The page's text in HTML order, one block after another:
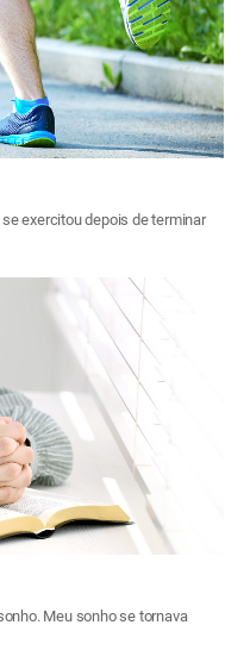
exercitou depois de terminar
Meu sonho se tornava